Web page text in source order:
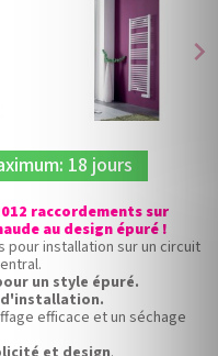
chevron_right
18 jours
raccordements sur
au design épuré !
pour installation sur un circuit
un style épuré.
efficace et un séchage